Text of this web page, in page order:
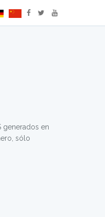
generados en
sólo